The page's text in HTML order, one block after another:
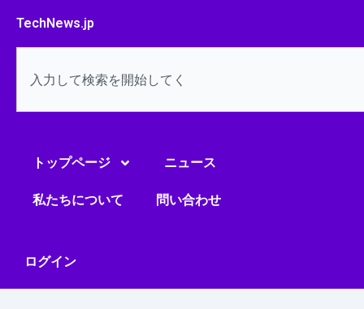
TechNews.jp
トップページ ニュース
私たちについて 問い合わせ
ログイン